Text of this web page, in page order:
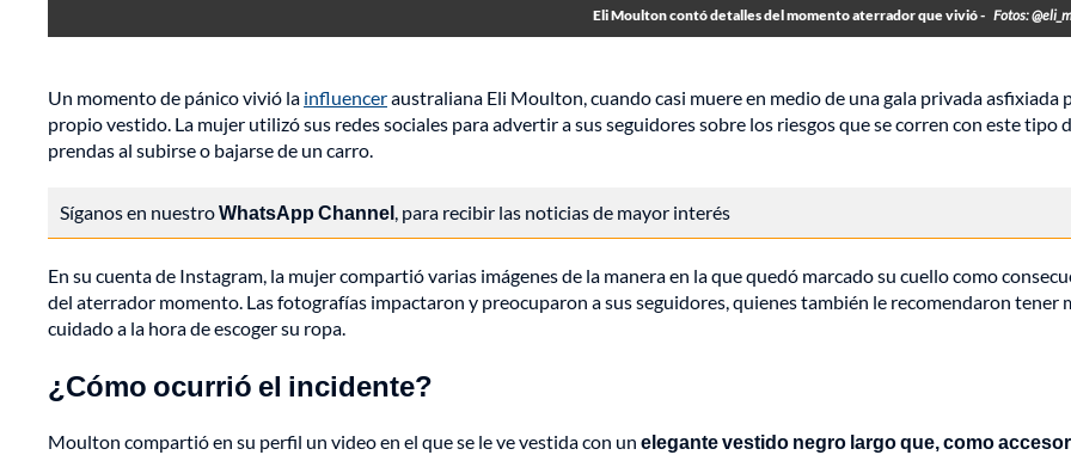
Eli Moulton contó detalles del momento aterrador que vivió - Fotos:
Un momento de pánico vivió la influenceraustraliana Eli Moulton, cuando casi muere en medio de una gala privada asfixiada
propio vestido. La mujer utilizó sus redes sociales para advertir a sus seguidores sobre los riesgos que se corren con este tipo
prendas al subirse o bajarse de un carro.
Síganos en nuestroWhatsApp Channel, para recibir las noticias de mayor interés
En su cuenta de Instagram, la mujer compartió varias imágenes de la manera en la que quedó marcado su cuello como
del aterrador momento. Las fotografías impactaron y preocuparon a sus seguidores, quienes también le recomendaron tener
cuidado a la hora de escoger su ropa.
¿Cómo ocurrió el incidente?
Moulton compartió en su perfil un video en el que se le ve vestida con un elegante vestido negro largo que, como